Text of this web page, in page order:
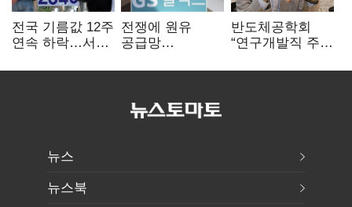
전국 기름값 12주
연속 하락…서울
전쟁에 원유
공급망
정유, 에너지안보
반도체공학회
“연구개발직 주
개선해야”
뉴스
뉴스북